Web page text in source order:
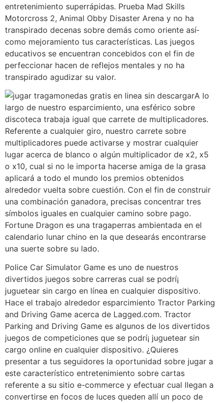
entretenimiento superrápidas. Prueba Mad Skills
Motorcross 2, Animal Obby Disaster Arena y no ha
transpirado decenas sobre demás como oriente así­
como mejoramiento tus características. Las juegos
educativos se encuentran concebidos con el fin de
perfeccionar hacen de reflejos mentales y no ha
transpirado agudizar su valor.
A lo
largo de nuestro esparcimiento, una esférico sobre
discoteca trabaja igual que carrete de multiplicadores.
Referente a cualquier giro, nuestro carrete sobre
multiplicadores puede activarse y mostrar cualquier
lugar acerca de blanco o algún multiplicador de x2, x5
o x10, cual si no le importa hacerse amiga de la grasa
aplicará a todo el mundo los premios obtenidos
alrededor vuelta sobre cuestión. Con el fin de construir
una combinación ganadora, precisas concentrar tres
símbolos iguales en cualquier camino sobre pago.
Fortune Dragon es una tragaperras ambientada en el
calendario lunar chino en la que desearás encontrarse
una suerte sobre su lado.
Police Car Simulator Game es uno de nuestros
divertidos juegos sobre carreras cual se podrí¡
juguetear sin cargo en línea en cualquier dispositivo.
Hace el trabajo alrededor esparcimiento Tractor Parking
and Driving Game acerca de Lagged.com. Tractor
Parking and Driving Game es algunos de los divertidos
juegos de competiciones que se podrí¡ juguetear sin
cargo online en cualquier dispositivo. ¿Quieres
presentar a tus seguidores la oportunidad sobre jugar a
este característico entretenimiento sobre cartas
referente a su sitio e-commerce y efectuar cual llegan a
convertirse en focos de luces queden allí un poco de